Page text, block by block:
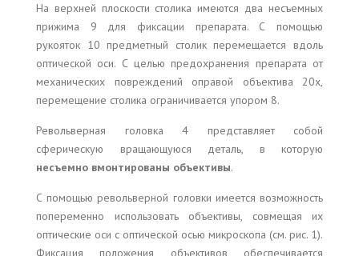
На верхней плоскости столика имеются два несъемных
прижима 9 для фиксации препарата. С помощью
рукояток 10 предметный столик перемещается вдоль
оптической оси. С целью предохранения препарата от
механических повреждений оправой объектива 20x,
перемещение столика ограничивается упором 8.
Револьверная головка 4 представляет собой
сферическую вращающуюся деталь, в которую
несъемно вмонтированы объективы.
С помощью револьверной головки имеется возможность
попеременно использовать объективы, совмещая их
оптические оси с оптической осью микроскопа (см. рис. 1).
Фиксация положения объективов обеспечивается